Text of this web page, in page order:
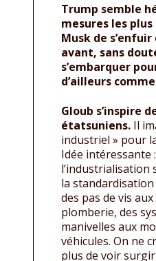
Trump semble
mesures les plus
Musk de s’enfuir
avant, sans
s’embarquer
d’ailleurs
Gloub s’inspire
étatsuniens. Il
industriel » pour
Idée intéressante :
l’industrialisation
la standardisation
des pas de vis
plomberie, des
manivelles aux
véhicules. On ne
plus de voir